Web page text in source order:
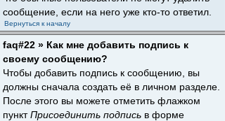
сообщение, если на него уже кто-то ответил.
Вернуться к началу
faq#22 » Как мне добавить подпись к
своему сообщению?
Чтобы добавить подпись к сообщению, вы
должны сначала создать её в личном разделе.
После этого вы можете отметить флажком
пунктПрисоединить подпись в форме